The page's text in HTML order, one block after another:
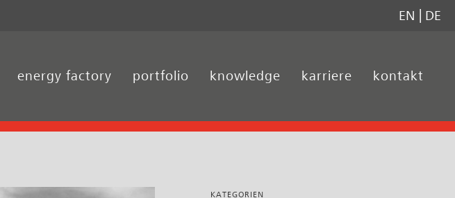
EN DE
energy factory portfolio knowledge karriere kontakt
KATEGORIEN